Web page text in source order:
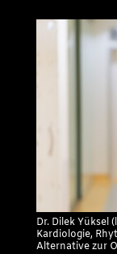
Dr. Dilek Yüksel
Kardiologie,
Alternative zur